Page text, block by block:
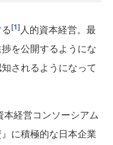
[1]人的資本経営。最
を公開するようにな
されるようになって
経営コンソーシアム
に積極的な日本企業